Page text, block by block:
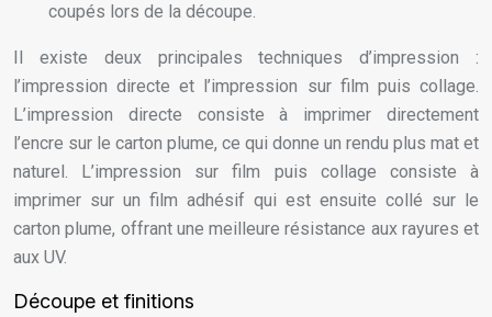
coupés lors de la découpe.
Il existe deux principales techniques d’impression :
l’impression directe et l’impression sur film puis collage.
L’impression directe consiste à imprimer directement
l’encre sur le carton plume, ce qui donne un rendu plus mat et
naturel. L’impression sur film puis collage consiste à
imprimer sur un film adhésif qui est ensuite collé sur le
carton plume, offrant une meilleure résistance aux rayures et
aux UV.
Découpe et finitions